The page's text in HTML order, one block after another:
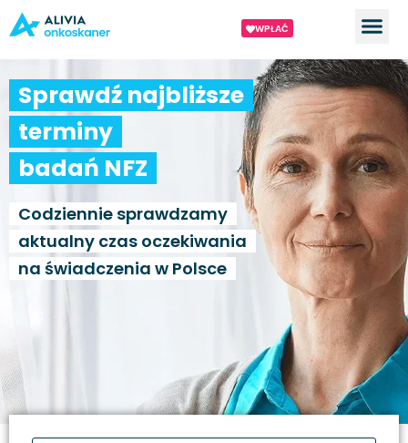
WPŁAĆ
Sprawdź najbliższe
terminy
badań NFZ
Codziennie sprawdzamy
aktualny czas oczekiwania
na świadczenia w Polsce